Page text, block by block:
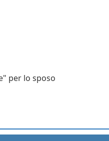
per lo sposo